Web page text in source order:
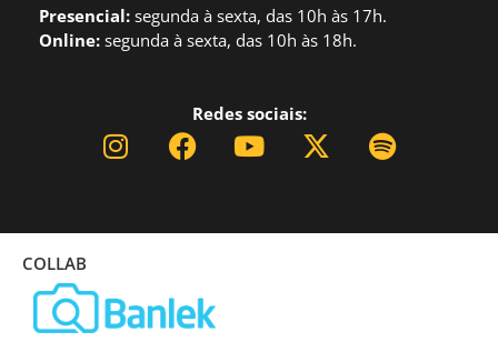
Presencial: segunda à sexta, das 10h às 17h.
Online: segunda à sexta, das 10h às 18h.
Redes sociais:
COLLAB